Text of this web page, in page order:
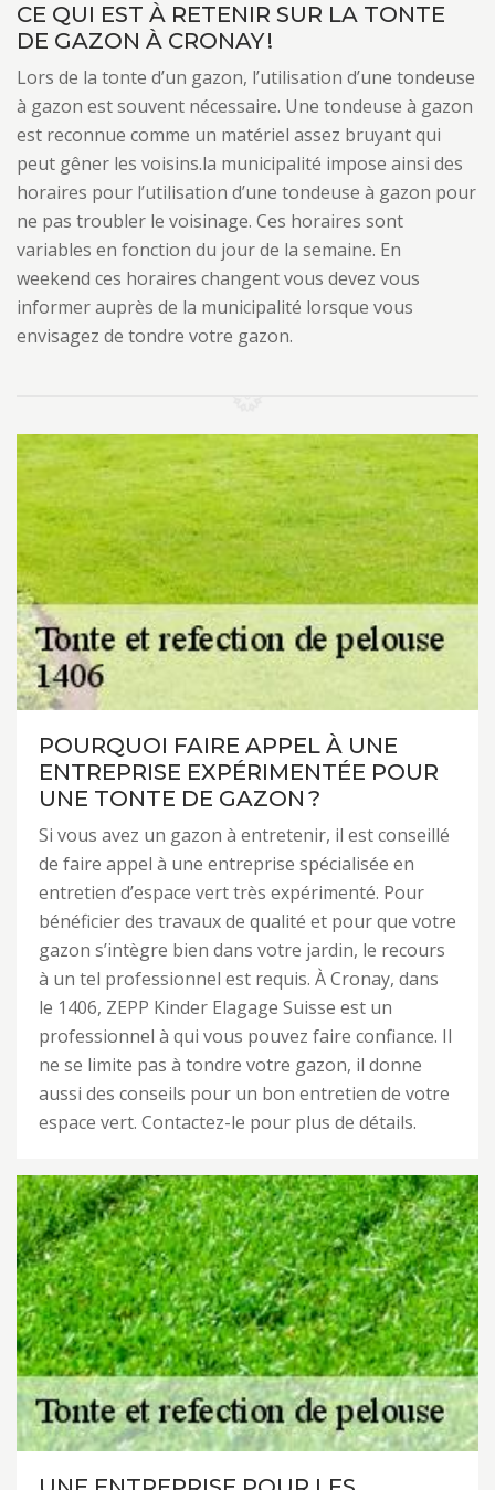
CE QUI EST À RETENIR SUR LA TONTE
DE GAZON À CRONAY !
Lors de la tonte d’un gazon, l’utilisation d’une tondeuse
à gazon est souvent nécessaire. Une tondeuse à gazon
est reconnue comme un matériel assez bruyant qui
peut gêner les voisins.la municipalité impose ainsi des
horaires pour l’utilisation d’une tondeuse à gazon pour
ne pas troubler le voisinage. Ces horaires sont
variables en fonction du jour de la semaine. En
weekend ces horaires changent vous devez vous
informer auprès de la municipalité lorsque vous
envisagez de tondre votre gazon.
POURQUOI FAIRE APPEL À UNE
ENTREPRISE EXPÉRIMENTÉE POUR
UNE TONTE DE GAZON ?
Si vous avez un gazon à entretenir, il est conseillé
de faire appel à une entreprise spécialisée en
entretien d’espace vert très expérimenté. Pour
bénéficier des travaux de qualité et pour que votre
gazon s’intègre bien dans votre jardin, le recours
à un tel professionnel est requis. À Cronay, dans
le 1406, ZEPP Kinder Elagage Suisse est un
professionnel à qui vous pouvez faire confiance. Il
ne se limite pas à tondre votre gazon, il donne
aussi des conseils pour un bon entretien de votre
espace vert. Contactez-le pour plus de détails.